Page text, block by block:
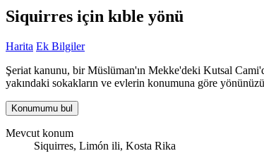
Siquirres için kıble yönü
Harita Ek Bilgiler
Şeriat kanunu, bir Müslüman'ın Mekke'deki Kutsal
yakındaki sokakların ve evlerin konumuna göre
Konumumu bul
Mevcut konum
Siquirres, Limón ili, Kosta Rika